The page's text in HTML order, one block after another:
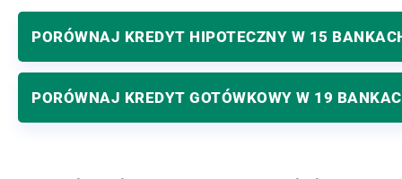
PORÓWNAJ KREDYT HIPOTECZNY W 15
PORÓWNAJ KREDYT GOTÓWKOWY W 19